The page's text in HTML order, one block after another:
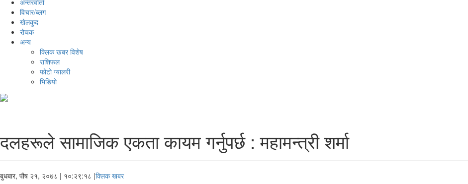
अन्तरर्वार्ता
विचार/ब्लग
खेलकुद
रोचक
अन्य
क्लिक खबर विशेष
राशिफल
फोटो ग्यालरी
भिडियो
दलहरूले सामाजिक एकता कायम गर्नुपर्छ : महामन्त्री शर्मा
बुधबार, पौष २१, २०७८ | १०:२९:१८ |क्लिक खबर